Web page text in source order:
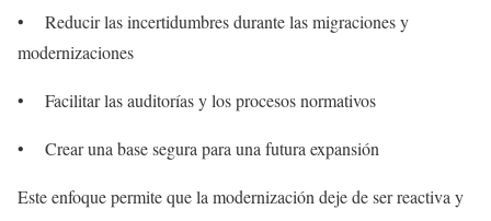
• Reducir las incertidumbres durante las migraciones y
modernizaciones
• Facilitar las auditorías y los procesos normativos
• Crear una base segura para una futura expansión
Este enfoque permite que la modernización deje de ser reactiva y